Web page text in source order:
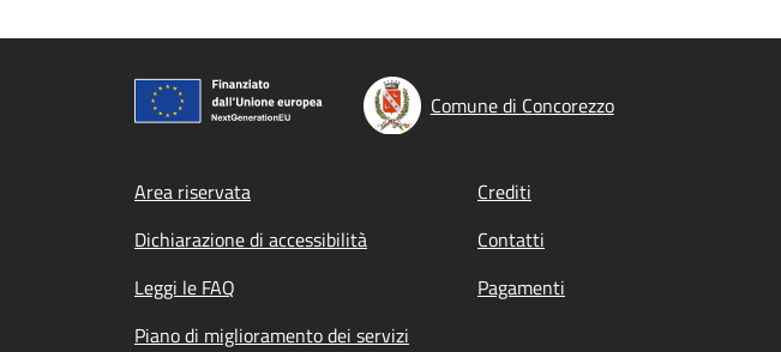
Comune di Concorezzo
Footer menu
Area riservata Crediti
Dichiarazione di accessibilità
Contatti
Leggi le FAQ
Pagamenti
Piano di miglioramento dei servizi